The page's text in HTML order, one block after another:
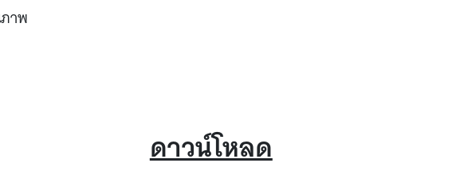
าพ
ดาวน์โหลด